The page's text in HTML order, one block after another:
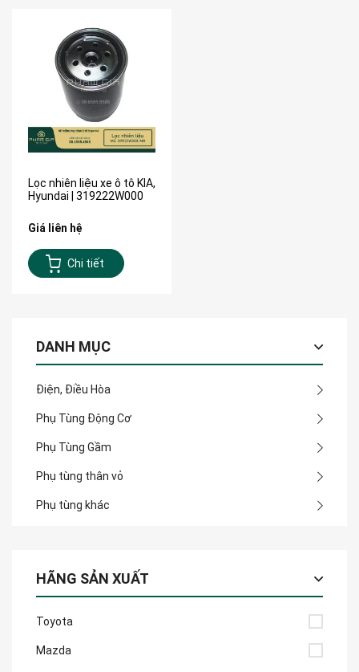
DANH MỤC
Điện, Điều Hòa
Phụ Tùng Động Cơ
Phụ Tùng Gầm
Phụ tùng thân vỏ
Phụ tùng khác
HÃNG SẢN XUẤT
Toyota
Mazda
Lọc nhiên liệu xe ô tô KIA,
Hyundai | 319222W000
Giá liên hệ
Chi tiết